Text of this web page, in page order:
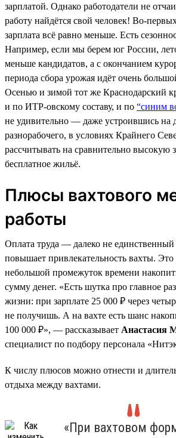
зарплатой. Однако работодатели не
работу найдётся свой человек! Во-
зарплата всё равно меньше. Есть
Например, если мы берем юг России,
меньше кандидатов, а с окончанием
периода сбора урожая идёт очень
Осенью и зимой тот же Краснодарский
и по ИТР-овскому составу, и по “синим
не удивительно — даже устроившись на
разнорабочего, в условиях Крайнего
рассчитывать на сравнительно высокую
бесплатное жильё.
Плюсы вахтового
работы
Оплата труда — далеко не
повышает привлекательность вахты.
небольшой промежуток времени
сумму денег. «Есть шутка про главное
жизни: при зарплате 25 000 ₽ через
не получишь. А на вахте есть шанс
100 000 ₽», — рассказывает Анастасия
специалист по подбору персонала
К числу плюсов можно отнести и
отдыха между вахтами.
«При вахтовом